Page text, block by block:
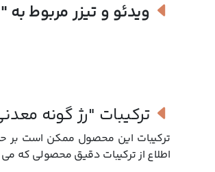
گونه ایدون با قیمتی مقرون به صرفه،
نام مدل
رنگ
ویدئو و تیزر مربوط به
ترکیبات "رژ گونه
ترکیبات این محصول ممکن است بر
اطلاع از ترکیبات دقیق محصولی که می